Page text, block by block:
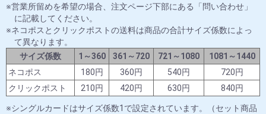
営業所留めを希望の場合、注文ページ下部にある「問い合わせ」
に記載してください。
ネコポスとクリックポストの送料は商品の合計サイズ係数によっ
て異なります。
サイズ係数
1～360 361～720 721～1080
1081～1440
ネコポス
180円 360円 540円
720円
クリックポスト
210円 420円 630円 840円
シングルカードはサイズ係数1で設定されています。（セット商品